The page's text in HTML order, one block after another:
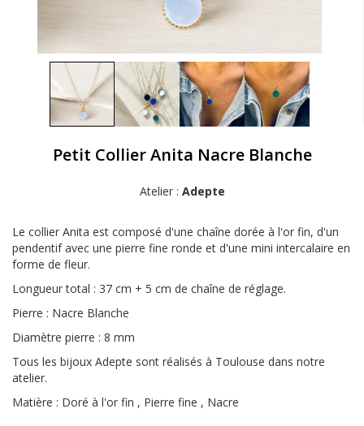
Petit Collier Anita Nacre Blanche
Atelier : Adepte
Le collier Anita est composé d'une chaîne dorée à l'or fin, d'un
pendentif avec une pierre fine ronde et d'une mini intercalaire en
forme de fleur.
Longueur total : 37 cm + 5 cm de chaîne de réglage.
Pierre : Nacre Blanche
Diamètre pierre : 8 mm
Tous les bijoux Adepte sont réalisés à Toulouse dans notre
atelier.
Matière : Doré à l'or fin , Pierre fine , Nacre